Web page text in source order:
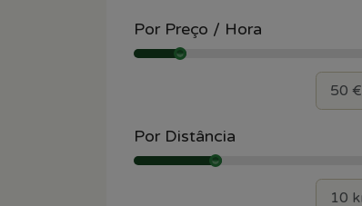
Por Preço / Hora
Por Distância